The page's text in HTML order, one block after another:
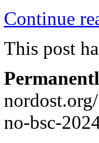
Continue
This post
no-bsc-